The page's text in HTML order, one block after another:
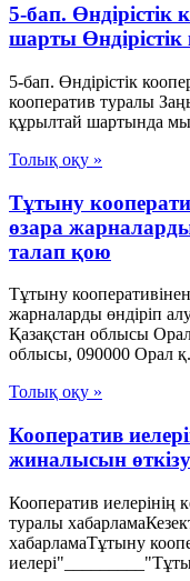
5-бап. Өндiрiстiк
шарты Өндiрiстiк
5-бап. Өндiрiстiк
кооператив туралы
құрылтай шартында
Толық оқу »
Тұтыну
өзара
талап қою
Тұтыну
жарналарды өндіріп
Қазақстан облысы
облысы, 090000 Орал
Толық оқу »
Кооператив
жиналысын
Кооператив иелерінің
туралы
хабарламаТұтыну